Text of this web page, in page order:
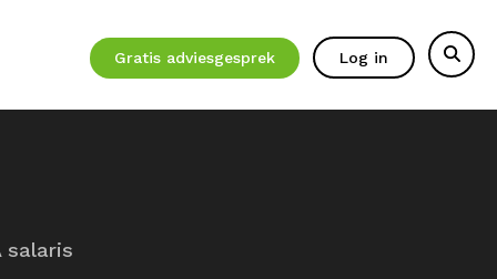
Gratis adviesgesprek Log in
salaris